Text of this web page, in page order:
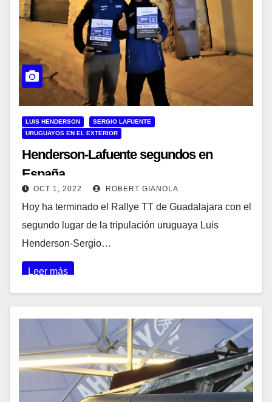
LUIS HENDERSON
SERGIO LAFUENTE
URUGUAYOS EN EL EXTERIOR
Henderson-Lafuente segundos en
España
OCT 1, 2022 ROBERT GIANOLA
Hoy ha terminado el Rallye TT de Guadalajara con el
segundo lugar de la tripulación uruguaya Luis
Henderson-Sergio…
Leer más